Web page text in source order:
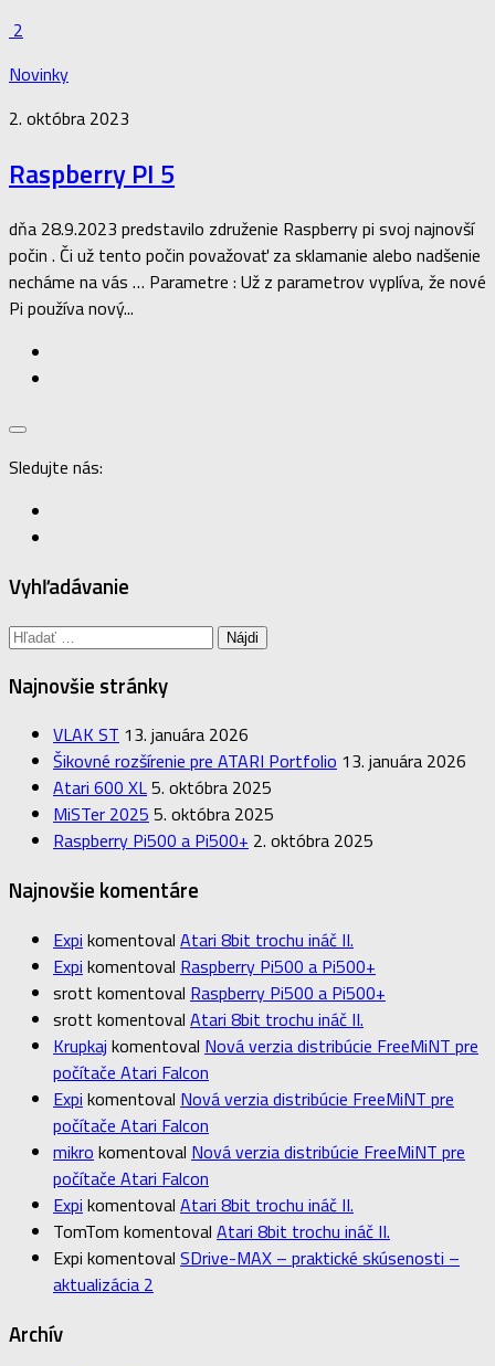
2
Novinky
2. októbra 2023
Raspberry PI 5
dňa 28.9.2023 predstavilo združenie Raspberry pi svoj najnovší
počin . Či už tento počin považovať za sklamanie alebo nadšenie
necháme na vás … Parametre : Už z parametrov vyplíva, že nové
Pi používa nový...
Sledujte nás:
Vyhľadávanie
Hľadať:
Najnovšie stránky
VLAK ST 13. januára 2026
Šikovné rozšírenie pre ATARI Portfolio 13. januára 2026
Atari 600 XL5. októbra 2025
MiSTer 2025 5. októbra 2025
Raspberry Pi500 a Pi500+ 2. októbra 2025
Najnovšie komentáre
Expi komentoval Atari 8bit trochu ináč II.
Expi komentoval Raspberry Pi500 a Pi500+
srott komentoval Raspberry Pi500 a Pi500+
srott komentoval Atari 8bit trochu ináč II.
Krupkaj komentoval Nová verzia distribúcie FreeMiNT pre
počítače Atari Falcon
Expi komentoval Nová verzia distribúcie FreeMiNT pre
počítače Atari Falcon
mikro komentoval Nová verzia distribúcie FreeMiNT pre
počítače Atari Falcon
Expi komentoval Atari 8bit trochu ináč II.
TomTom komentoval Atari 8bit trochu ináč II.
Expi komentoval SDrive-MAX – praktické skúsenosti –
aktualizácia 2
Archív